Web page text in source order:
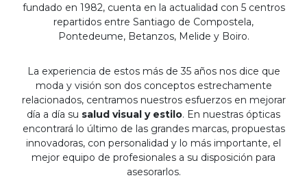
fundado en 1982, cuenta en la actualidad con 5 centros
repartidos entre Santiago de Compostela,
Pontedeume, Betanzos, Melide y Boiro.
La experiencia de estos más de 35 años nos dice que
moda y visión son dos conceptos estrechamente
relacionados, centramos nuestros esfuerzos en mejorar
día a día su salud visual y estilo. En nuestras ópticas
encontrará lo último de las grandes marcas, propuestas
innovadoras, con personalidad y lo más importante, el
mejor equipo de profesionales a su disposición para
asesorarlos.